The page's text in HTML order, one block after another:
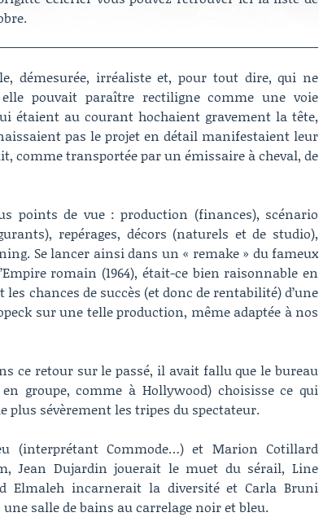
démesurée, irréaliste et, pour tout dire, qui ne
pouvait paraître rectiligne comme une voie
étaient au courant hochaient gravement la tête,
pas le projet en détail manifestaient leur
comme transportée par un émissaire à cheval, de
points de vue : production (finances), scénario
repérages, décors (naturels et de studio),
Se lancer ainsi dans un « remake » du fameux
romain (1964), était-ce bien raisonnable en
chances de succès (et donc de rentabilité) d’une
sur une telle production, même adaptée à nos
ce retour sur le passé, il avait fallu que le bureau
groupe, comme à Hollywood) choisisse ce qui
sévèrement les tripes du spectateur.
(interprétant Commode…) et Marion Cotillard
Jean Dujardin jouerait le muet du sérail, Line
Elmaleh incarnerait la diversité et Carla Bruni
salle de bains au carrelage noir et bleu.